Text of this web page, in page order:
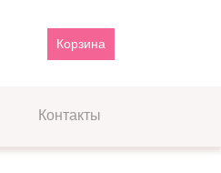
Корзина
Контакты